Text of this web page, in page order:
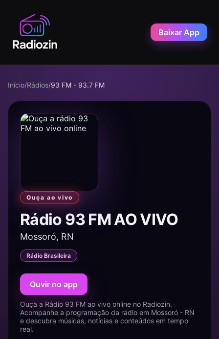
Baixar App
Início/Rádios/93 FM - 93.7 FM
Ouça ao vivo
Rádio 93 FM AO VIVO
Mossoró, RN
Rádio Brasileira
Ouvir no app
Ouça a Rádio 93 FM ao vivo online no Radiozin.
Acompanhe a programação da rádio em Mossoró - RN
e descubra músicas, notícias e conteúdos em tempo
real.